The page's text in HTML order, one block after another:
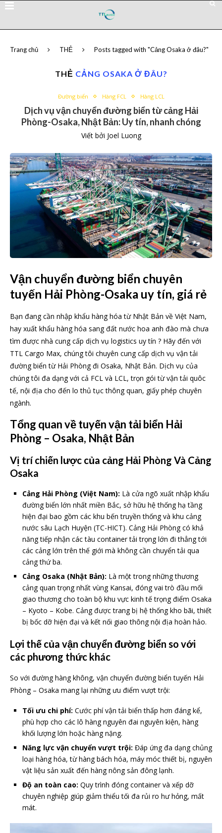
Trang chủ THẺ Posts tagged with "Cảng Osaka ở đâu?"
THẺ CẢNG OSAKA Ở ĐÂU?
Đường biển Hàng FCL Hàng LCL
Dịch vụ vận chuyển đường biển từ cảng Hải
Phòng-Osaka, Nhật Bản: Uy tín, nhanh chóng
Viết bởi Joel Luong
Vận chuyển đường biển chuyên
tuyến Hải Phòng-Osaka uy tín, giá rẻ
Bạn đang cần nhập khẩu hàng hóa từ Nhật Bản về Việt Nam,
hay xuất khẩu hàng hóa sang đất nước hoa anh đào mà chưa
tìm được nhà cung cấp dịch vụ logistics uy tín ? Hãy đến với
TTL Cargo Max, chúng tôi chuyên cung cấp dịch vụ vận tải
đường biển từ Hải Phòng đi Osaka, Nhật Bản. Dịch vụ của
chúng tôi đa dạng với cả FCL và LCL, trọn gói từ vận tải quôc
tế, nội địa cho đến lo thủ tục thông quan, giấy phép chuyên
ngành.
Tổng quan về tuyến vận tải biển Hải
Phòng – Osaka, Nhật Bản
Vị trí chiến lược của cảng Hải Phòng Và Cảng
Osaka
Cảng Hải Phòng (Việt Nam): Là cửa ngõ xuất nhập khẩu
đường biển lớn nhất miền Bắc, sở hữu hệ thống hạ tầng
hiện đại bao gồm các khu bến truyền thống và khu cảng
nước sâu Lạch Huyện (TC-HICT). Cảng Hải Phòng có khả
năng tiếp nhận các tàu container tải trọng lớn đi thẳng tới
các cảng lớn trên thế giới mà không cần chuyển tải qua
cảng thứ ba.
Cảng Osaka (Nhật Bản): Là một trong những thương
cảng quan trọng nhất vùng Kansai, đóng vai trò đầu mối
giao thương cho toàn bộ khu vực kinh tế trọng điểm Osaka
– Kyoto – Kobe. Cảng được trang bị hệ thống kho bãi, thiết
bị bốc dỡ hiện đại và kết nối giao thông nội địa hoàn hảo.
Lợi thế của vận chuyển đường biển so với
các phương thức khác
So với đường hàng không, vận chuyển đường biển tuyến Hải
Phòng – Osaka mang lại những ưu điểm vượt trội:
Tối ưu chi phí: Cước phí vận tải biển thấp hơn đáng kể,
phù hợp cho các lô hàng nguyên đai nguyên kiện, hàng
khối lượng lớn hoặc hàng nặng.
Năng lực vận chuyển vượt trội: Đáp ứng đa dạng chủng
loại hàng hóa, từ hàng bách hóa, máy móc thiết bị, nguyên
vật liệu sản xuất đến hàng nông sản đông lạnh.
Độ an toàn cao: Quy trình đóng container và xếp dỡ
chuyên nghiệp giúp giảm thiểu tối đa rủi ro hư hỏng, mất
mát.